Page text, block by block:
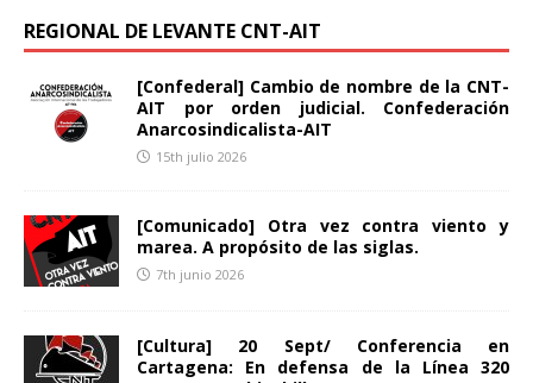
REGIONAL DE LEVANTE CNT-AIT
[Confederal] Cambio de nombre de la CNT-
AIT por orden judicial. Confederación
Anarcosindicalista-AIT
15th julio 2026
[Comunicado] Otra vez contra viento y
marea. A propósito de las siglas.
7th junio 2026
[Cultura] 20 Sept/ Conferencia en
Cartagena: En defensa de la Línea 320